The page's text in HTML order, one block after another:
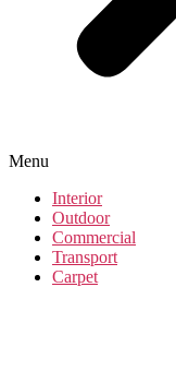
Menu
Interior
Outdoor
Commercial
Transport
Carpet